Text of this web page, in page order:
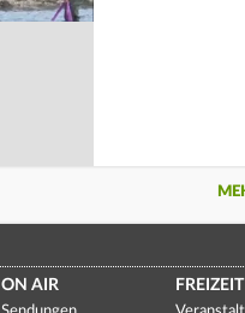
ON AIR FREIZEIT